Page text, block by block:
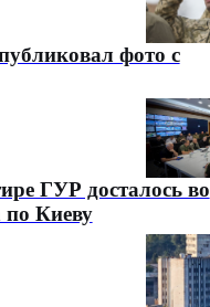
фото с
ГУР досталось во
по Киеву